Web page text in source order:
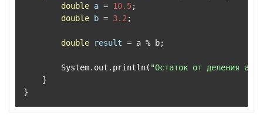
double a = 10.5;
double
b = 3.2 ;
double result = a % b;
        System.out.println(
"Остаток от деления a
    }